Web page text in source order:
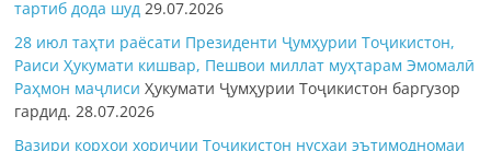
тартиб дода шуд 29.07.2026
28 июл таҳти раёсати Президенти Ҷумҳурии Тоҷикистон,
Раиси Ҳукумати кишвар, Пешвои миллат муҳтарам Эмомалӣ
Раҳмон маҷлисиҲукумати Ҷумҳурии Тоҷикистон баргузор
гардид. 28.07.2026
Вазири корҳои хориҷии Тоҷикистон нусхаи эътимодномаи